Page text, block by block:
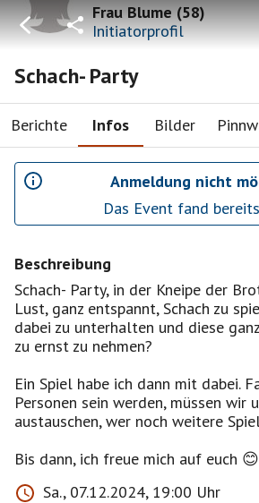
Frau Blume(58)
Initiatorprofil
Schach- Party
Berichte Infos Bilder
Anmeldung nicht
Das Event fand
Beschreibung
Schach- Party, in der Kneipe der
Lust, ganz entspannt, Schach zu
dabei zu unterhalten und diese
zu ernst zu nehmen?
Ein Spiel habe ich dann mit dabei.
Personen sein werden, müssen wir
austauschen, wer noch weitere
Bis dann, ich freue mich auf euch
Sa., 07.12.2024, 19:00 Uhr